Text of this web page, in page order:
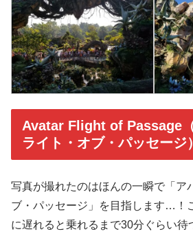
Avatar Flight of Passage
ライト・オブ・パッセージ）
写真が撮れたのはほんの一瞬で「ア
ブ・パッセージ」を目指します…！
に遅れると乗れるまで30分ぐらい待